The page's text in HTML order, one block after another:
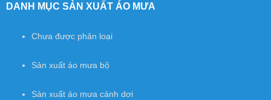
DANH MỤC SẢN XUẤT ÁO MƯA
Chưa được phân loại
Sản xuất áo mưa bộ
Sản xuất áo mưa cánh dơi